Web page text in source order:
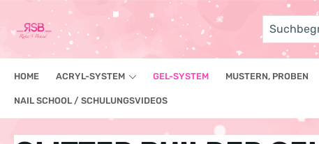
Hauptinhalt springen
Zur Suche springen
HOME ACRYL-SYSTEM GEL-SYSTEM MUSTERN, PROBEN
NAIL SCHOOL / SCHULUNGSVIDEOS